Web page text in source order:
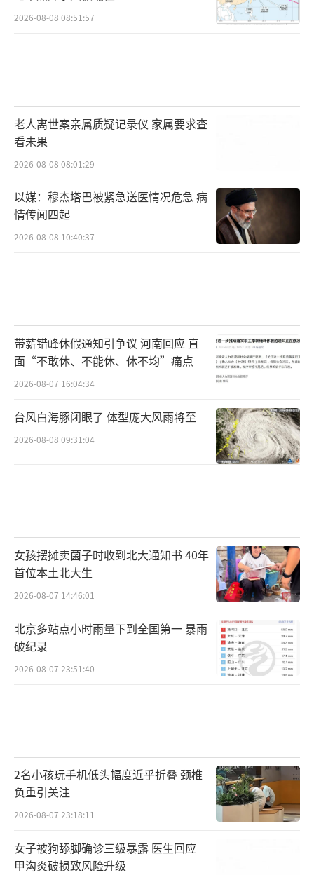
2026-08-08 08:51:57
老人离世案亲属质疑记录仪 家属要求查
看未果
2026-08-08 08:01:29
以媒：穆杰塔巴被紧急送医情况危急 病
情传闻四起
2026-08-08 10:40:37
带薪错峰休假通知引争议 河南回应 直
面“不敢休、不能休、休不均”痛点
2026-08-07 16:04:34
台风白海豚闭眼了 体型庞大风雨将至
2026-08-08 09:31:04
女孩摆摊卖菌子时收到北大通知书 40年
首位本土北大生
2026-08-07 14:46:01
北京多站点小时雨量下到全国第一 暴雨
破纪录
2026-08-07 23:51:40
2名小孩玩手机低头幅度近乎折叠 颈椎
负重引关注
2026-08-07 23:18:11
女子被狗舔脚确诊三级暴露 医生回应
甲沟炎破损致风险升级